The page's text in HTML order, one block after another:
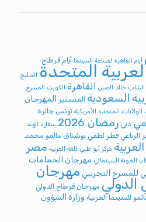
أيام القاهرة لصناعة السينما أيام قرطاج
المتحدة الخليج
الشاب خالد الصين القاهرة الكويت المسرح
السعودية المنستير
المهرجان
الولايات المتحدة الأمريكية تونس جائزة
دبي رمضان 2026
سفارة الهند
الرباعي قطر لطفي بوشناق مالمو محمد
مركز أبو ظبي للغة العربية مصر
الجونة السينمائي مهرجان الحمامات
للمسرح التجريبي مهرجان
الدولي مهرجان قرطاج الدولي
للسينما العربية وزارة الشؤون